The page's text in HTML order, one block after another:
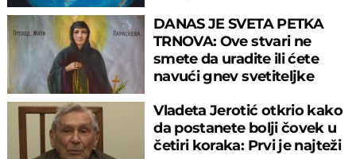
DANAS JE SVETA PETKA
TRNOVA: Ove stvari ne
smete da uradite ili ćete
navući gnev svetiteljke
Vladeta Jerotić otkrio kako
da postanete bolji čovek u
četiri koraka: Prvi je najteži